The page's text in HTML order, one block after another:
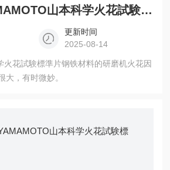
HR15N-90YAMAMOTO山本科学火花試験標準片
更新时间
2025-08-14
火花試験標準片钢铁材料的研磨机火花因
大，有时微妙。